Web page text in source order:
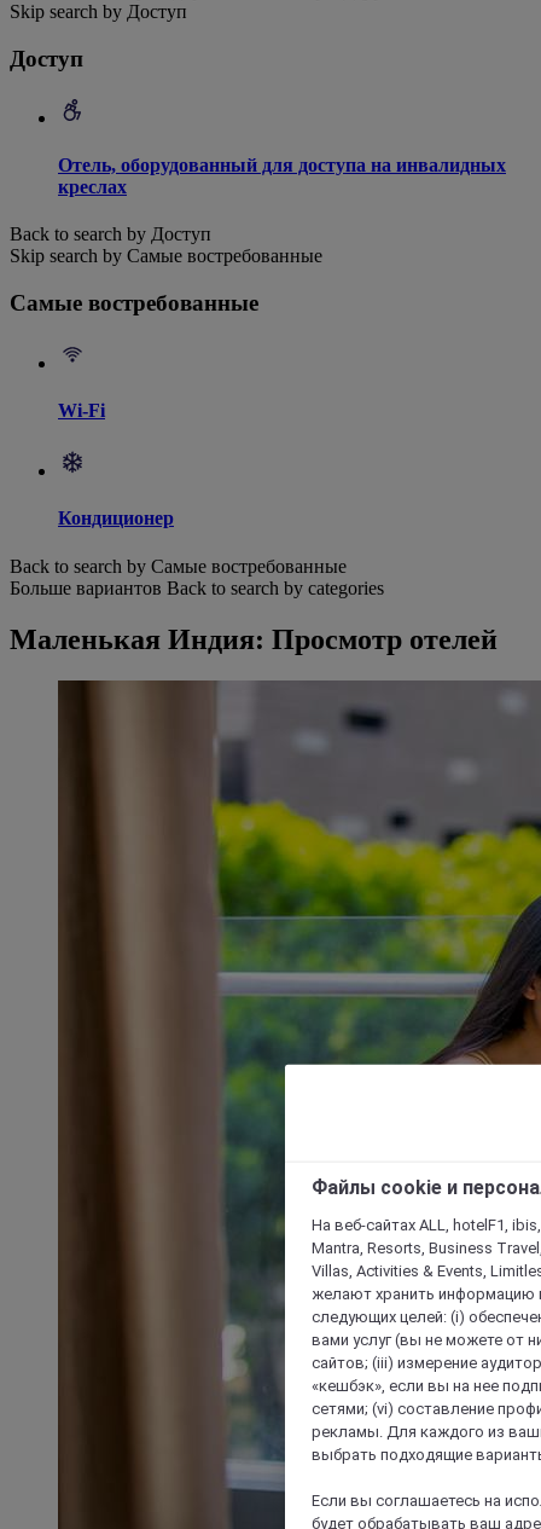
Skip search by Доступ
Доступ
Отель, оборудованный для доступа на инвалидных
креслах
Back to search by Доступ
Skip search by Самые востребованные
Самые востребованные
Wi-Fi
Кондиционер
Back to search by Самые востребованные
Больше вариантов Back to search by categories
Маленькая Индия: Просмотр отелей
Файлы cookie и
На веб-сайтах ALL, hotelF1,
Mantra, Resorts, Business
Villas, Activities & Events,
желают хранить информацию
следующих целей: (i)
вами услуг (вы не можете от
сайтов; (iii) измерение
«кешбэк», если вы на нее
сетями; (vi) составление
рекламы. Для каждого из
выбрать подходящие
Если вы соглашаетесь на
будет обрабатывать ваш